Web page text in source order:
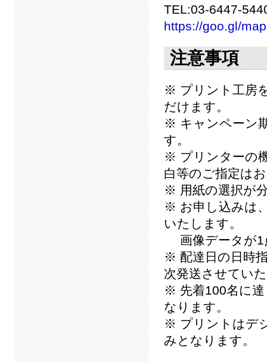
TEL:03-6447-
https://goo.gl/
注意事項
※ プリント工房
だけます。
※ キャンペーン
す。
※ プリンターの
白等のご指定は
※ 用紙の選択が
※ お申し込みは
いたします。
画像データが1
※ 配達日の日時
次発送させてい
※ 先着100名に
なります。
※ プリントはデ
みとなります。